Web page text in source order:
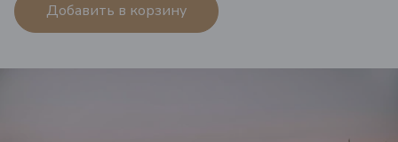
Добавить в корзину